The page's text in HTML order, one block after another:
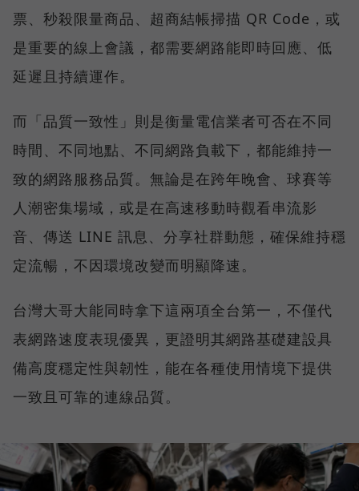
票、秒殺限量商品、超商結帳掃描 QR Code，或
是重要的線上會議，都需要網路能即時回應、低
延遲且持續運作。
而「品質一致性」則是衡量電信業者可否在不同
時間、不同地點、不同網路負載下，都能維持一
致的網路服務品質。無論是在跨年晚會、球賽等
人潮密集場域，或是在高速移動時觀看串流影
音、傳送 LINE 訊息、分享社群動態，確保維持穩
定流暢，不因環境改變而明顯降速。
台灣大哥大能同時拿下這兩項全台第一，不僅代
表網路速度表現優異，更證明其網路基礎建設具
備高度穩定性與韌性，能在各種使用情境下提供
一致且可靠的連線品質。